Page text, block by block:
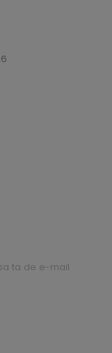
ta de e-mail